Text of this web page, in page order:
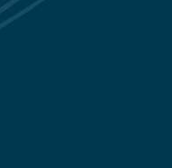
hoch präzise